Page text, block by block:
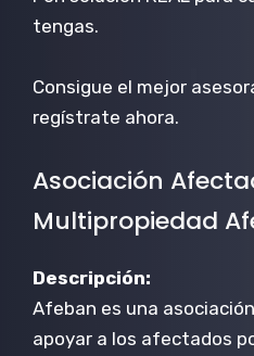
tengas.
Consigue el mejor
regístrate ahora.
Asociación
Multipropiedad
Descripción:
Afeban es una
apoyar a los afectados